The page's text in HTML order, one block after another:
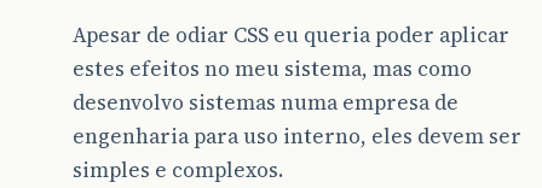
Apesar de odiar CSS eu queria poder aplicar
estes efeitos no meu sistema, mas como
desenvolvo sistemas numa empresa de
engenharia para uso interno, eles devem ser
simples e complexos.